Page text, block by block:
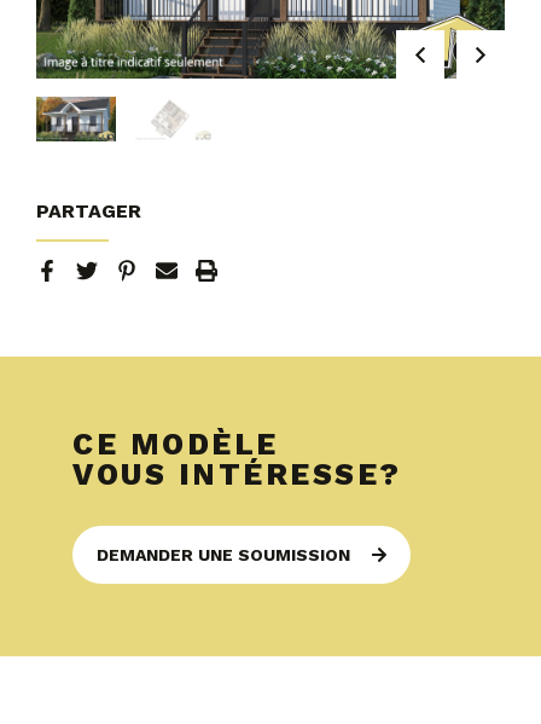
PARTAGER
CE MODÈLE
VOUS INTÉRESSE?
DEMANDER UNE SOUMISSION